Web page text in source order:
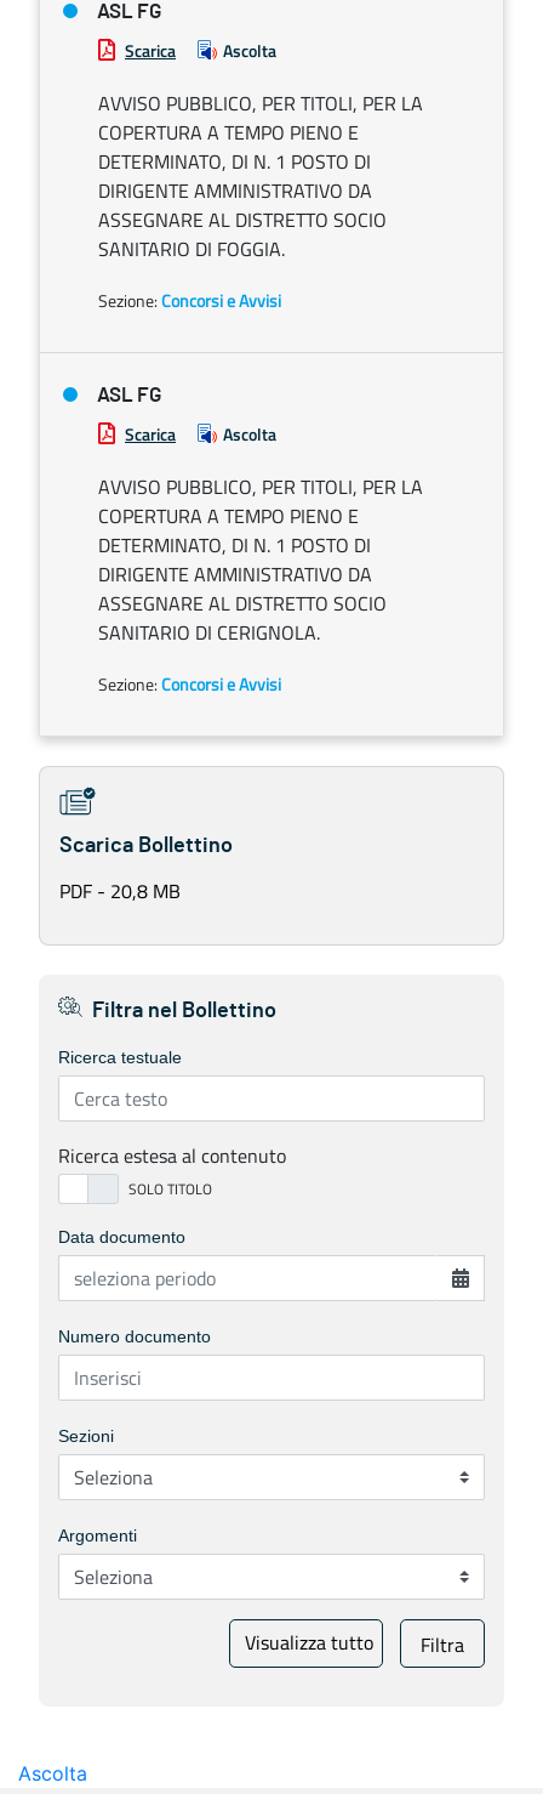
ASL FG
Scarica Ascolta
AVVISO PUBBLICO, PER TITOLI, PER LA
COPERTURA A TEMPO PIENO E
DETERMINATO, DI N. 1 POSTO DI
DIRIGENTE AMMINISTRATIVO DA
ASSEGNARE AL DISTRETTO SOCIO
SANITARIO DI FOGGIA.
Sezione:Concorsi e Avvisi
ASL FG
Scarica Ascolta
AVVISO PUBBLICO, PER TITOLI, PER LA
COPERTURA A TEMPO PIENO E
DETERMINATO, DI N. 1 POSTO DI
DIRIGENTE AMMINISTRATIVO DA
ASSEGNARE AL DISTRETTO SOCIO
SANITARIO DI CERIGNOLA.
Sezione:Concorsi e Avvisi
Scarica Bollettino
PDF - 20,8 MB
Filtra nel Bollettino
Ricerca testuale
Ricerca estesa al contenuto
Data documento
Numero documento
Sezioni
Argomenti
Visualizza tutto Filtra
Ascolta